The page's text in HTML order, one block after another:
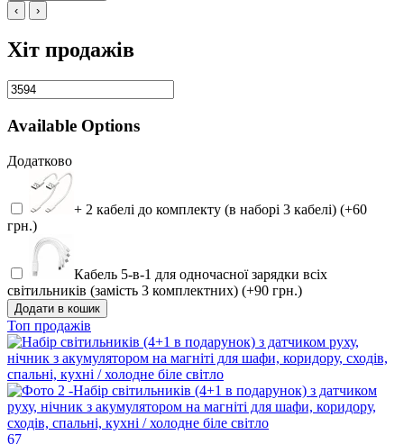
‹
›
Хіт продажів
Available Options
Додатково
+ 2 кабелі до комплекту (в наборі 3 кабелі) (+60
грн.)
Кабель 5-в-1 для одночасної зарядки всіх
світильників (замість 3 комплектних) (+90 грн.)
Додати в кошик
Топ продажів
67